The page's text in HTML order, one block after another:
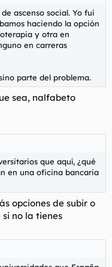
ascenso social. Yo fui
haciendo la opción
y otra en
en carreras
parte del problema.
sea, nalfabeto
que aquí, ¿qué
en una oficina bancaria
opciones de subir o
no la tienes